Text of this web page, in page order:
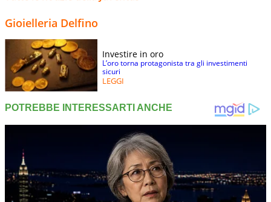
Gioielleria Delfino
Investire in oro
L’oro torna protagonista tra gli investimenti
sicuri
LEGGI